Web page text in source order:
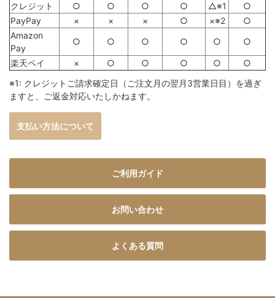
クレジット ○ ○ ○ ○ △※1
○
PayPay
× × × ○ ×※2
○
Amazon
Pay
○ ○ ○ ○ ○ ○
楽天ペイ × ○ ○ ○ ○
○
※1: クレジットご請求確定日（ご注文月の翌月3営業日目）を過ぎ
ますと、ご返金対応いたしかねます。
支払い方法について
ご利用ガイド
お問い合わせ
よくある質問